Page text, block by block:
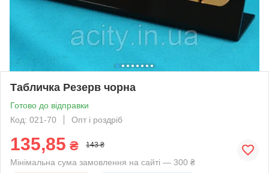
Табличка Резерв чорна
Готово до відправки
Код: 021-70
Опт і роздріб
135,85 ₴ 143 ₴
Мінімальна сума замовлення на сайті — 300 ₴